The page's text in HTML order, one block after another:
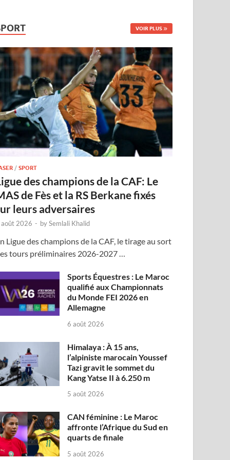
VOIR PLUS
/SPORT
des champions de la CAF: Le
de Fès et la RS Berkane fixés
leurs adversaires
2026 - bySemlali Khalid
Ligue des champions de la CAF, le tirage au sort
tours préliminaires 2026-2027 …
Sports Équestres : Le Maroc
qualifié aux Championnats
du Monde FEI 2026 en
Allemagne
6 août 2026
Himalaya : À 15 ans,
l’alpiniste marocain Youssef
Tazi gravit le sommet du
Kang Yatse II à 6.250 m
5 août 2026
CAN féminine : Le Maroc
affronte l’Afrique du Sud en
quarts de finale
5 août 2026